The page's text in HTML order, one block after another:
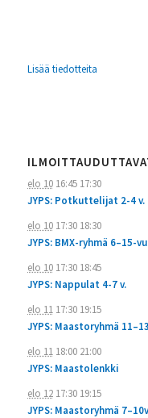
Lisää tiedotteita
elo 1016:45 17:30
JYPS: Potkuttelijat 2-4 v.
elo 1017:30 18:30
JYPS: BMX-ryhmä 6–15-
elo 1017:30 18:45
JYPS: Nappulat 4-7 v.
elo 1117:30 19:15
JYPS: Maastoryhmä
elo 1118:00 21:00
JYPS: Maastolenkki
elo 1217:30 19:15
JYPS: Maastoryhmä 7–10v